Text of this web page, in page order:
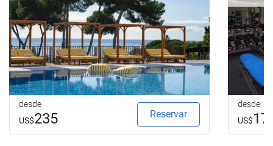
desde
US$235 Reservar
desde
US$